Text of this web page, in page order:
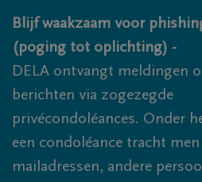
Overslaan en naar inhoud
Blijf waakzaam voor
(poging tot oplichting) -
DELA ontvangt meldingen
berichten via zogezegde
privécondoléances. Onder
een condoléance tracht men
mailadressen, andere